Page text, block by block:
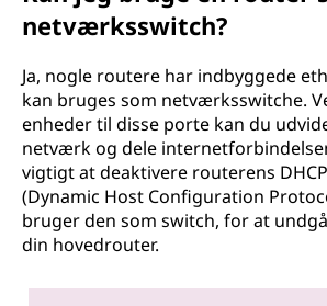
netværksswitch?
Ja, nogle routere har indbyggede
kan bruges som netværksswitche.
enheder til disse porte kan du
netværk og dele
vigtigt at deaktivere routerens
(Dynamic Host Configuration
bruger den som switch, for at
din hovedrouter.